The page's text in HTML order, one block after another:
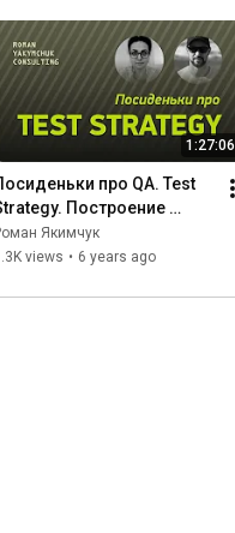
1:27:06
про QA. Test
Построение
тестирования и
ей пользоваться
Якимчук
views • 6 years ago